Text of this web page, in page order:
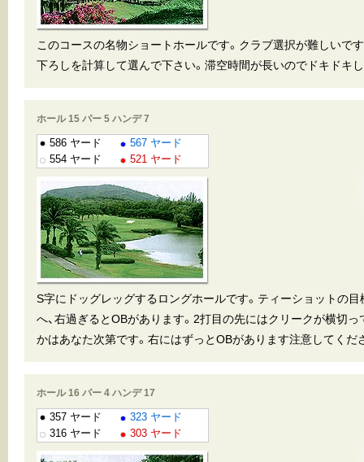
このコースの名物ショートホールです。クラブ選択が難しいで
下ろしを計算して選んで下さい。滞空時間が長いのでドキドキ
ホール 15 パー 5 ハンデ 7
586 ヤード
567 ヤード
554 ヤード
521 ヤード
S字にドッグレッグするロングホールです。ティーショットの
へ、右過ぎるとOBがあります。2打目の先にはクリークが横切
かはあなた次第です。右にはずっとOBがあります注意してくだ
ホール 16 パー 4 ハンデ 17
357 ヤード
323 ヤード
316 ヤード
303 ヤード